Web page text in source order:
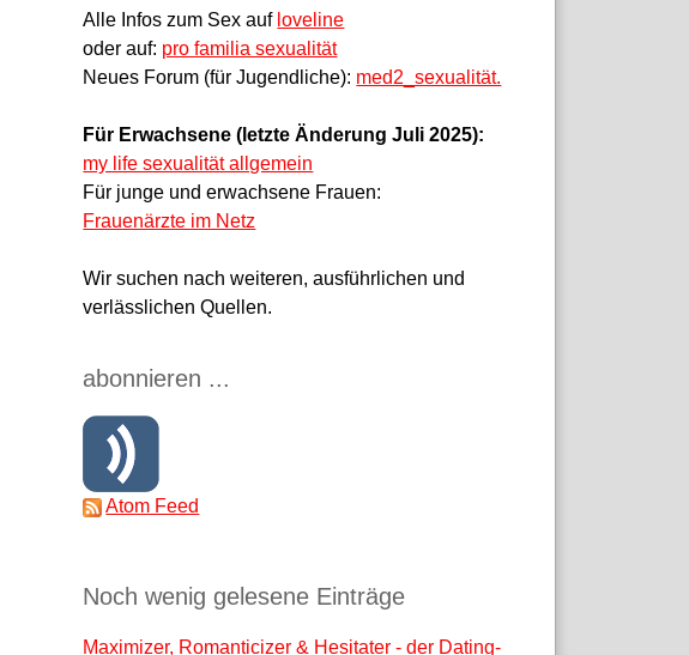
Alle Infos zum Sex auf loveline
oder auf: pro familia sexualität
Neues Forum (für Jugendliche): med2_sexualität.
Für Erwachsene (letzte Änderung Juli 2025):
my life sexualität allgemein
Für junge und erwachsene Frauen:
Frauenärzte im Netz
Wir suchen nach weiteren, ausführlichen und
verlässlichen Quellen.
abonnieren ...
Atom Feed
Noch wenig gelesene Einträge
Maximizer, Romanticizer & Hesitater - der Dating-